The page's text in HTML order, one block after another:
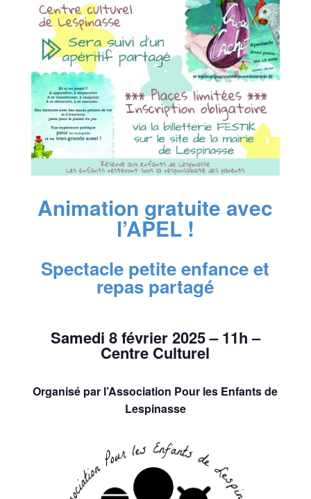
Animation gratuite avec
l’APEL !
Spectacle petite enfance et
repas partagé
Samedi 8 février 2025 – 11h –
Centre Culturel
Organisé par l’Association Pour les Enfants de
Lespinasse